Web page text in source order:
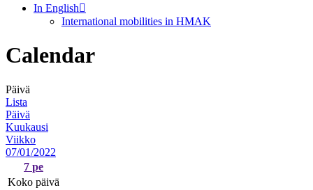
In English
International mobilities in HMAK
Calendar
Päivä
Lista
Päivä
Kuukausi
Viikko
07/01/2022
7 pe
Koko päivä